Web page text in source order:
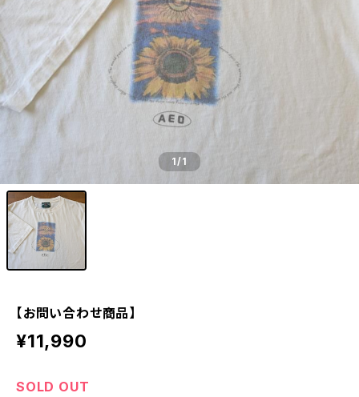
1/1
【お問い合わせ商品】
¥11,990
SOLD OUT